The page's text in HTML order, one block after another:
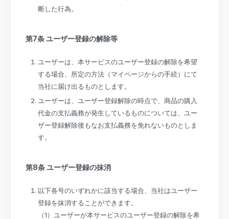
断した行為。
第7条 ユーザー登録の解除等
ユーザーは、本サービスのユーザー登録の解除を希望
する場合、所定の方法（マイページからの手続）にて
当社に届け出るものとします。
ユーザーは、ユーザー登録解除の時点で、商品の購入
代金の支払義務が発生しているものについては、ユー
ザー登録解除後もなお支払義務を免れないものとしま
す。
第8条 ユーザー登録の抹消
以下各号のいずれかに該当する場合、当社はユーザー
登録を抹消することができます。
（1）ユーザーが本サービスのユーザー登録の解除を希